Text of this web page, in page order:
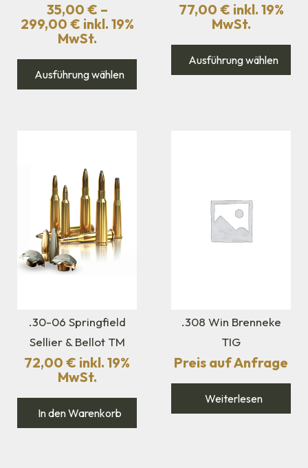
35,00 € –
299,00 € inkl. 19%
MwSt.
Ausführung wählen
77,00 € inkl. 19%
MwSt.
Ausführung wählen
.30-06 Springfield
Sellier & Bellot TM
72,00 € inkl. 19%
MwSt.
In den Warenkorb
.308 Win Brenneke
TIG
Preis auf Anfrage
Weiterlesen